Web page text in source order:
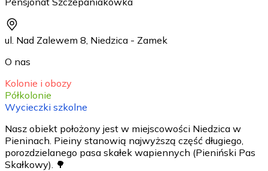
ul. Nad Zalewem 8, Niedzica - Zamek
O nas
Kolonie i obozy
Półkolonie
Wycieczki szkolne
Nasz obiekt położony jest w miejscowości Niedzica w
Pieninach. Pieiny stanowią najwyższą część długiego,
porozdzielanego pasa skałek wapiennych (Pieniński Pas
Skałkowy). 🌳